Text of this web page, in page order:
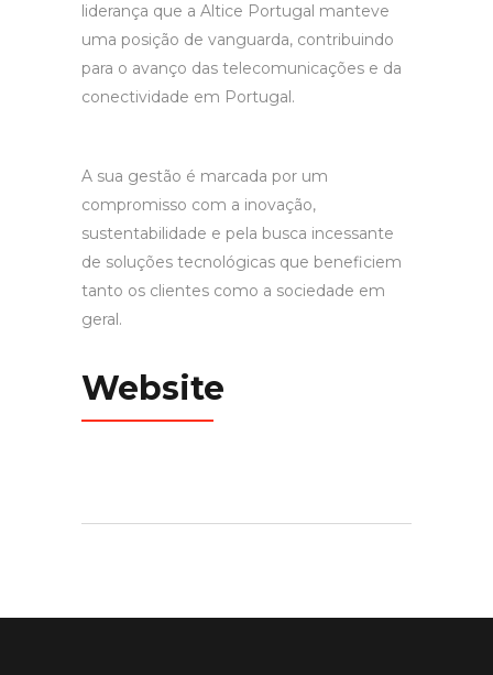
liderança que a Altice Portugal manteve
uma posição de vanguarda, contribuindo
para o avanço das telecomunicações e da
conectividade em Portugal.
A sua gestão é marcada por um
compromisso com a inovação,
sustentabilidade e pela busca incessante
de soluções tecnológicas que beneficiem
tanto os clientes como a sociedade em
geral.
Website